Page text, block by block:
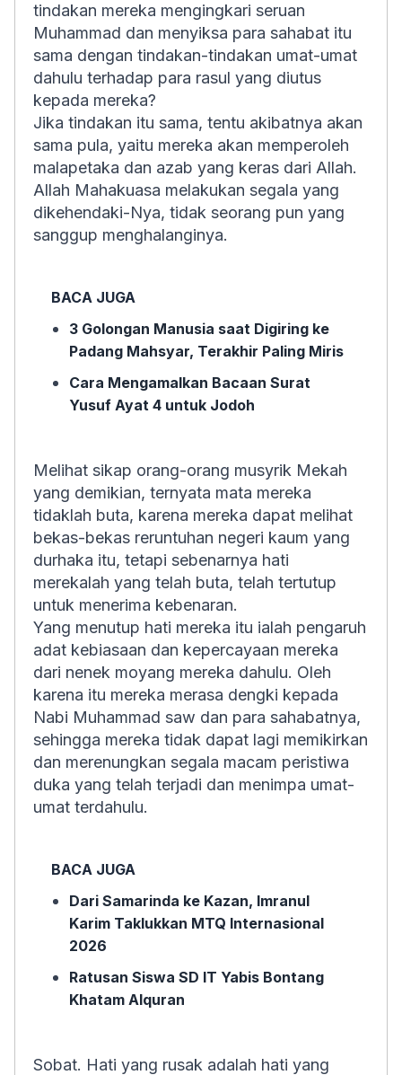
tindakan mereka mengingkari seruan
Muhammad dan menyiksa para sahabat itu
sama dengan tindakan-tindakan umat-umat
dahulu terhadap para rasul yang diutus
kepada mereka?
Jika tindakan itu sama, tentu akibatnya akan
sama pula, yaitu mereka akan memperoleh
malapetaka dan azab yang keras dari Allah.
Allah Mahakuasa melakukan segala yang
dikehendaki-Nya, tidak seorang pun yang
sanggup menghalanginya.
BACA JUGA
3 Golongan Manusia saat Digiring ke
Padang Mahsyar, Terakhir Paling Miris
Cara Mengamalkan Bacaan Surat
Yusuf Ayat 4 untuk Jodoh
Melihat sikap orang-orang musyrik Mekah
yang demikian, ternyata mata mereka
tidaklah buta, karena mereka dapat melihat
bekas-bekas reruntuhan negeri kaum yang
durhaka itu, tetapi sebenarnya hati
merekalah yang telah buta, telah tertutup
untuk menerima kebenaran.
Yang menutup hati mereka itu ialah pengaruh
adat kebiasaan dan kepercayaan mereka
dari nenek moyang mereka dahulu. Oleh
karena itu mereka merasa dengki kepada
Nabi Muhammad saw dan para sahabatnya,
sehingga mereka tidak dapat lagi memikirkan
dan merenungkan segala macam peristiwa
duka yang telah terjadi dan menimpa umat-
umat terdahulu.
BACA JUGA
Dari Samarinda ke Kazan, Imranul
Karim Taklukkan MTQ Internasional
2026
Ratusan Siswa SD IT Yabis Bontang
Khatam Alquran
Sobat. Hati yang rusak adalah hati yang